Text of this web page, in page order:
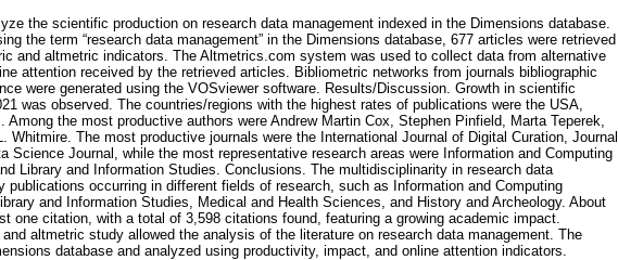
the scientific production on research data management indexed in the Dimensions database.
the term “research data management” in the Dimensions database, 677 articles were retrieved
and altmetric indicators. The Altmetrics.com system was used to collect data from alternative
attention received by the retrieved articles. Bibliometric networks from journals bibliographic
were generated using the VOSviewer software. Results/Discussion. Growth in scientific
was observed. The countries/regions with the highest rates of publications were the USA,
Among the most productive authors were Andrew Martin Cox, Stephen Pinfield, Marta Teperek,
Whitmire. The most productive journals were the International Journal of Digital Curation, Journal
Science Journal, while the most representative research areas were Information and Computing
Library and Information Studies. Conclusions. The multidisciplinarity in research data
publications occurring in different fields of research, such as Information and Computing
and Information Studies, Medical and Health Sciences, and History and Archeology. About
one citation, with a total of 3,598 citations found, featuring a growing academic impact.
altmetric study allowed the analysis of the literature on research data management. The
database and analyzed using productivity, impact, and online attention indicators.